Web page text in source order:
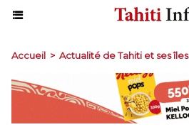
Accueil > Actualité de Tahiti et ses îles